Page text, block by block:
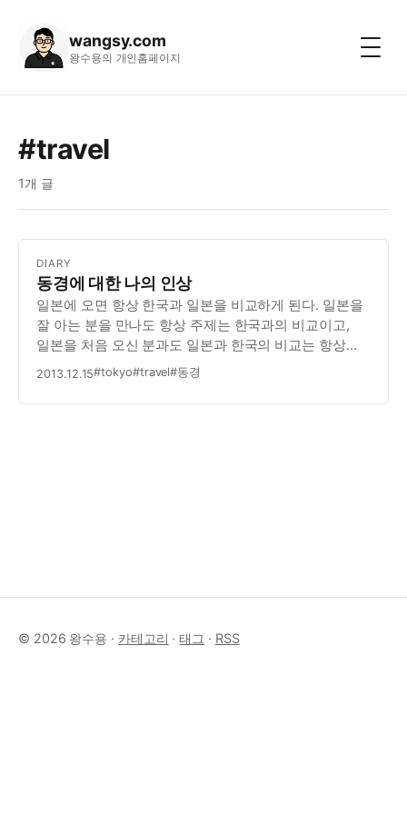
wangsy.com
왕수용의 개인홈페이지
#travel
1개 글
DIARY
동경에 대한 나의 인상
일본에 오면 항상 한국과 일본을 비교하게 된다. 일본을
잘 아는 분을 만나도 항상 주제는 한국과의 비교이고,
일본을 처음 오신 분과도 일본과 한국의 비교는 항상
흥미로운 주제가 된다.
2013.12.15#tokyo#travel#동경
© 2026 왕수용 · 카테고리 ·태그 · RSS